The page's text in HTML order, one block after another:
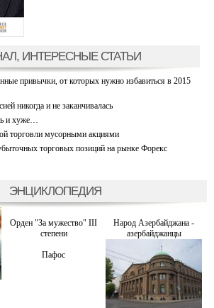
ИНТЕРЕСНЫЕ СТАТЬИ
привычки, от которых нужно избавиться в 2015
никогда и не заканчивалась
и хуже…
торговли мусорными акциями
торговых позиций на рынке Форекс
ЭНЦИКЛОПЕДИЯ
Орден "За мужество" III
степени
Народ Азербайджана -
азербайджанцы
Пафос